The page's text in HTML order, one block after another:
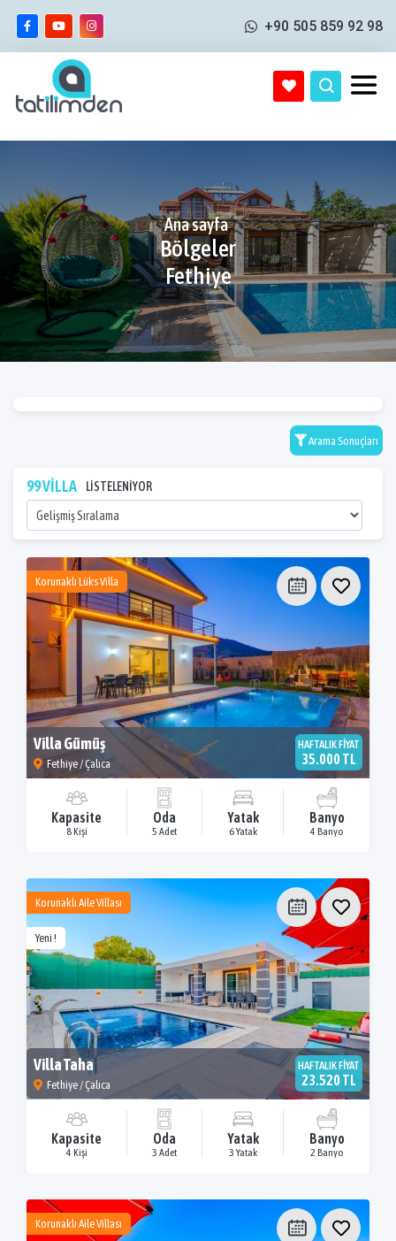
+90 505 859 92 98
Ana sayfa
Bölgeler
Fethiye
Arama Sonuçları
99 VİLLA LİSTELENİYOR
Korunaklı Lüks Villa
Villa Gümüş
Fethiye / Çalıca
HAFTALIK FİYAT
35.000 TL
Kapasite
8 Kişi
Oda
5 Adet
Yatak
6 Yatak
Banyo
4 Banyo
Korunaklı Aile Villası
Yeni !
Villa Taha
Fethiye / Çalıca
HAFTALIK FİYAT
23.520 TL
Kapasite
4 Kişi
Oda
3 Adet
Yatak
3 Yatak
Banyo
2 Banyo
Korunaklı Aile Villası